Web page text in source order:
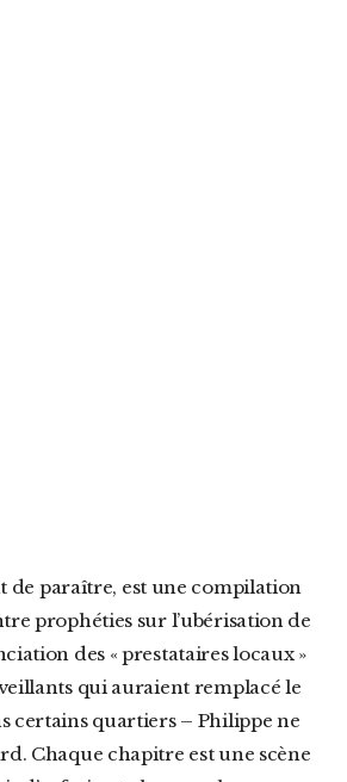
prophéties sur l’ubérisation de
des « prestataires locaux »
qui auraient remplacé le
certains quartiers – Philippe ne
Chaque chapitre est une scène